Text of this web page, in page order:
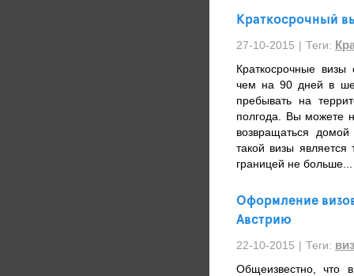
Краткосрочный
27-10-2015 | Теги:
Краткосрочные
чем на 90 дней в
пребывать на
полгода. Вы можете
возвращаться
такой визы
границей не
Оформление
Австрию
22-10-2015 | Теги:
Общеизвестно, что